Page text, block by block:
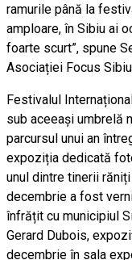
ramurile până la
amploare, în Sibiu ai
foarte scurt”, spune
Asociației Focus
Festivalul
sub aceeași umbrelă
parcursul unui an
expoziția dedicată
unul dintre tinerii
decembrie a fost
înfrățit cu municipiul
Gerard Dubois,
decembrie în sala